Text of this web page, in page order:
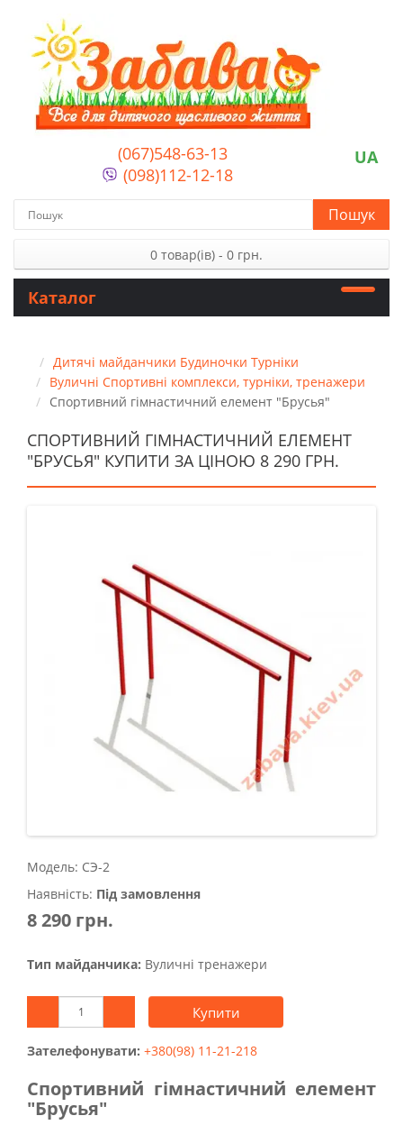
(067)548-63-13
(098)112-12-18
UA
Пошук
0 товар(ів) - 0 грн.
Каталог
Дитячі майданчики Будиночки Турніки
Вуличні Спортивні комплекси, турніки, тренажери
Спортивний гімнастичний елемент "Брусья"
СПОРТИВНИЙ ГІМНАСТИЧНИЙ ЕЛЕМЕНТ
"БРУСЬЯ" КУПИТИ ЗА ЦІНОЮ 8 290 ГРН.
Модель: СЭ-2
Наявність: Під замовлення
8 290 грн.
Тип майданчика: Вуличні тренажери
Купити
Зателефонувати: +380(98) 11-21-218
Спортивний гімнастичний елемент
"Брусья"